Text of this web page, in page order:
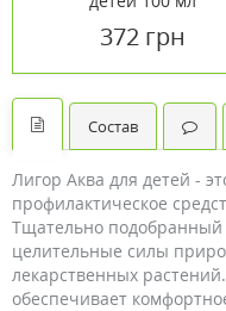
372 грн
Состав
Лигор Аква для детей -
профилактическое
Тщательно подобранный
целительные силы
лекарственных
обеспечивает